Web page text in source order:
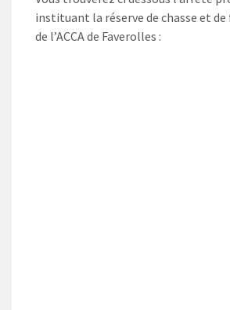
instituant la réserve de chasse et de
de l’ACCA de Faverolles :